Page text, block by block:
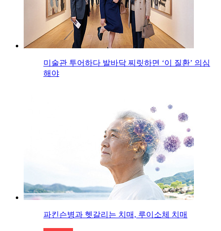
미술관 투어하다 발바닥 찌릿하면 ‘이 질환’ 의심
해야
파킨슨병과 헷갈리는 치매, 루이소체 치매